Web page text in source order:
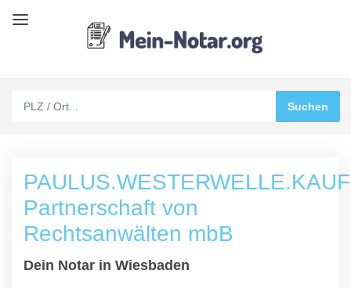
Partnerschaft von
Rechtsanwälten mbB
Dein Notar in Wiesbaden